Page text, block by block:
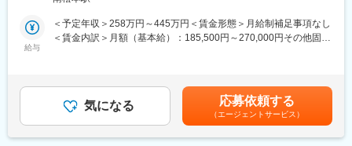
様々な業界出身の20代・30代・40代・50代の方が活躍していま
す！
大切なご家族を亡くされた皆様の心に寄り添う仕事です。
亡き方のこと、ご家族のこと、一つひとつを知り、ご供養の想い
を形にし、信頼関係の中で「ありがとう」と お客様から感謝さ
せします。
・予約の受付・管理業務
・フロント業務（チェックイン、チェックアウト時の対応等）
■施設の魅力・特徴
標高1,050m・八ヶ岳中信高原国定公園の大自然の中に佇み、自然
の恵みや自分を取り戻すような癒しを感じられる「和のリゾー
給与
＜予定年収＞258万円～445万円＜賃金形態＞月給制補足事項なし
＜賃金内訳＞月額（基本給）：185,500円～270,000円その他固定
昇給有無＞有＜残業手当＞有＜給与補足＞■昇給：あり■賞与：あ
り■明神館手当：3,000～8,000円■資格手当に関してＴＯＥＩＣの
点数により手当額は決定します。６００点以上 ：１万円、７５０
点以上 ：２万円、８００点以上：３万円賃金はあくまでも目安の
気になる 応募依頼する
（エージェントサービス）